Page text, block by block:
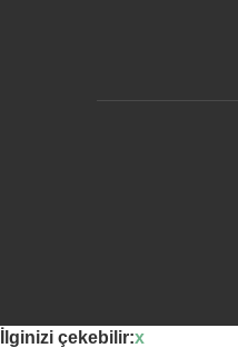
İlginizi çekebilir:x